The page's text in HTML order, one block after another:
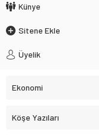
Künye
Sitene Ekle
Üyelik
Ekonomi
Köşe Yazıları